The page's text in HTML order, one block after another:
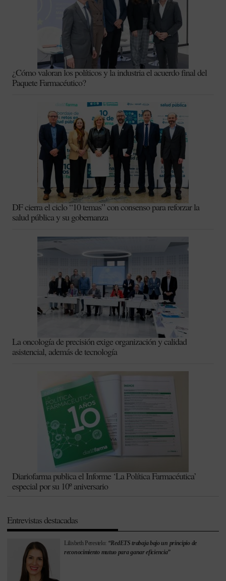
¿Cómo valoran los políticos y la industria el acuerdo final del
Paquete Farmacéutico?
DF cierra el ciclo “10 temas” con consenso para reforzar la
salud pública y su gobernanza
La oncología de precisión exige organización y calidad
asistencial, además de tecnología
Diariofarma publica el Informe ‘La Política Farmacéutica’
especial por su 10º aniversario
Entrevistas destacadas
Lilisbeth Perestelo: “RedETS trabaja bajo un principio de
reconocimiento mutuo para ganar eficiencia”